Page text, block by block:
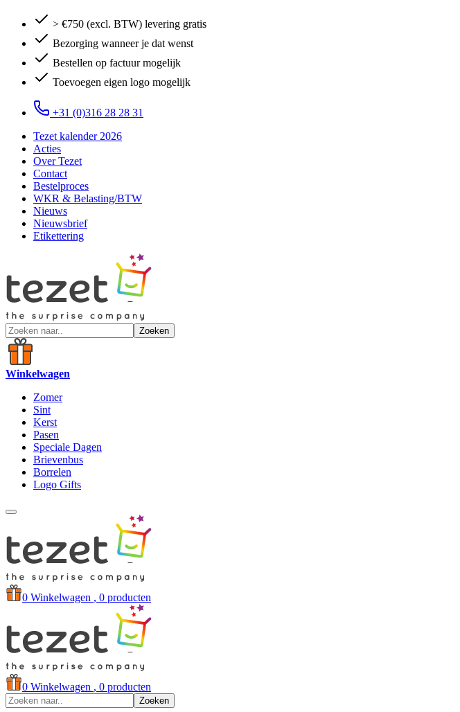
> €750 (excl. BTW) levering gratis
Bezorging wanneer je dat wenst
Bestellen op factuur mogelijk
Toevoegen eigen logo mogelijk
+31 (0)316 28 28 31
Tezet kalender 2026
Acties
Over Tezet
Contact
Bestelproces
WKR & Belasting/BTW
Nieuws
Nieuwsbrief
Etikettering
Zoeken
Winkelwagen
Zomer
Sint
Kerst
Pasen
Speciale Dagen
Brievenbus
Borrelen
Logo Gifts
0 Winkelwagen , 0 producten
0 Winkelwagen , 0 producten
Zoeken